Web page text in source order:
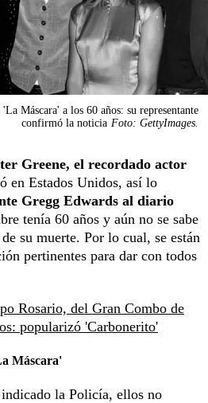
Máscara' a los 60 años: su representante
confirmó la noticia Foto: GettyImages.
Greene, el recordado actor
en Estados Unidos, así lo
Gregg Edwards al diario
tenía 60 años y aún no se sabe
su muerte. Por lo cual, se están
pertinentes para dar con todos
Rosario, del Gran Combo de
popularizó 'Carbonerito'
Máscara'
la Policía, ellos no